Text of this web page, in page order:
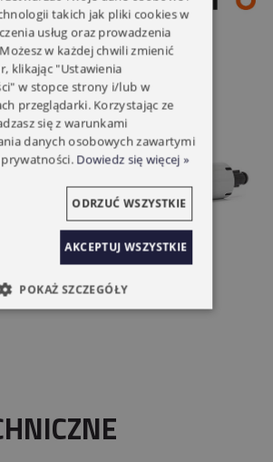
takich jak pliki cookies w
usług oraz prowadzenia
w każdej chwili zmienić
klikając "Ustawienia
w stopce strony i/lub w
przeglądarki. Korzystając ze
się z warunkami
danych osobowych zawartymi
Dowiedz się więcej »
AKCEPTUJ WSZYSTKIE
ODRZUĆ WSZYSTKIE
POKAŻ SZCZEGÓŁY